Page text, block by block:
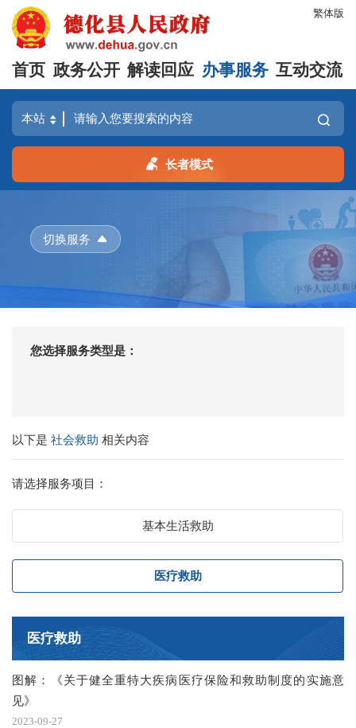
繁体版
首页 政务公开 解读回应 办事服务 互动交流
长者模式
切换服务
您选择服务类型是：
以下是社会救助相关内容
请选择服务项目：
基本生活救助
医疗救助
医疗救助
图解：《关于健全重特大疾病医疗保险和救助制度的实施意
见》
2023-09-27